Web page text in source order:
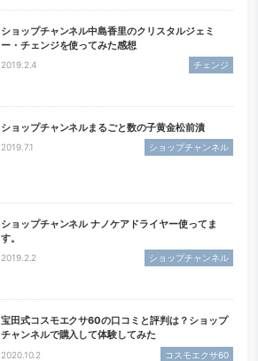
ショップチャンネル中島香里のクリスタルジェミ
ー・チェンジを使ってみた感想
2019.2.4 チェンジ
ショップチャンネルまるごと数の子黄金松前漬
2019.7.1 ショップチャンネル
ショップチャンネル ナノケアドライヤー使ってま
す。
2019.2.2 ショップチャンネル
宝田式コスモエクサ60の口コミと評判は？ショップ
チャンネルで購入して体験してみた
2020.10.2 コスモエクサ60